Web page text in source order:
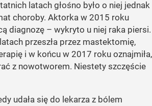
latach głośno było o niej jednak
choroby. Aktorka w 2015 roku
diagnozę – wykryto u niej raka piersi.
przeszła przez mastektomię,
i w końcu w 2017 roku oznajmiła,
z nowotworem. Niestety szczęście
udała się do lekarza z bólem